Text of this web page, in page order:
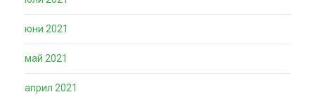
юни 2021
май 2021
април 2021